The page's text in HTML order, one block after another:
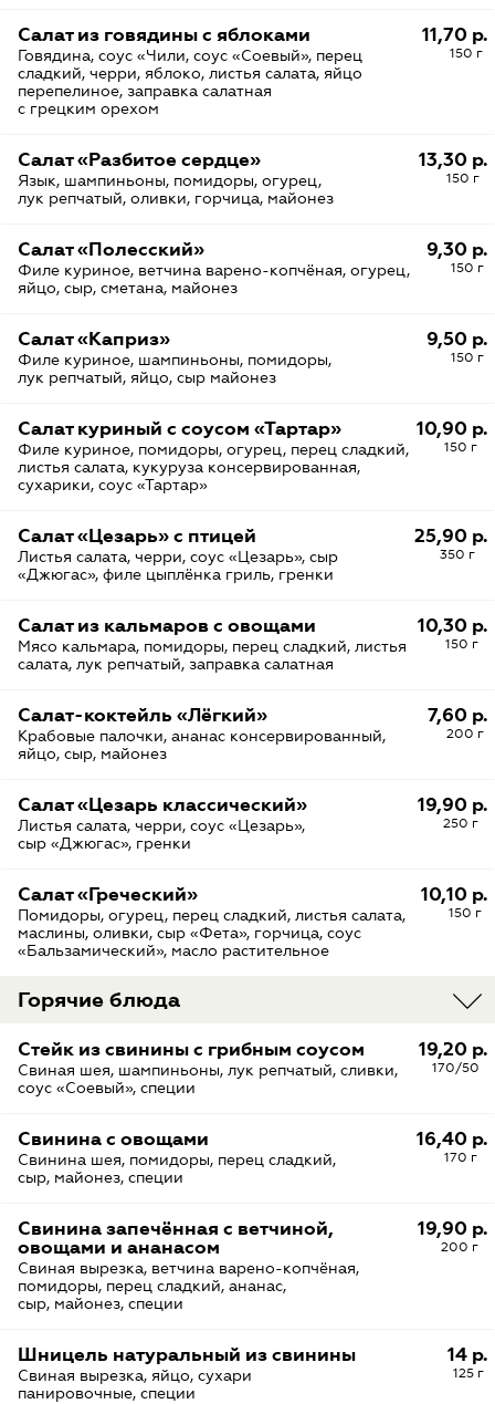
11,70 р.
150 г
Салат из говядины с яблоками
Говядина, соус «Чили, соус «Соевый», перец
сладкий, черри, яблоко, листья салата, яйцо
перепелиное, заправка салатная
с грецким орехом
13,30 р.
150 г
Салат «Разбитое сердце»
Язык, шампиньоны, помидоры, огурец,
лук репчатый, оливки, горчица, майонез
9,30 р.
150 г
Салат «Полесский»
Филе куриное, ветчина варено-копчёная, огурец,
яйцо, сыр, сметана, майонез
9,50 р.
150 г
Салат «Каприз»
Филе куриное, шампиньоны, помидоры,
лук репчатый, яйцо, сыр майонез
10,90 р.
150 г
Салат куриный с соусом «Тартар»
Филе куриное, помидоры, огурец, перец сладкий,
листья салата, кукуруза консервированная,
сухарики, соус «Тартар»
25,90 р.
350 г
Салат «Цезарь» с птицей
Листья салата, черри, соус «Цезарь», сыр
«Джюгас», филе цыплёнка гриль, гренки
10,30 р.
150 г
Салат из кальмаров с овощами
Мясо кальмара, помидоры, перец сладкий, листья
салата, лук репчатый, заправка салатная
7,60 р.
200 г
Салат-коктейль «Лёгкий»
Крабовые палочки, ананас консервированный,
яйцо, сыр, майонез
19,90 р.
250 г
Салат «Цезарь классический»
Листья салата, черри, соус «Цезарь»,
сыр «Джюгас», гренки
10,10 р.
150 г
Салат «Греческий»
Помидоры, огурец, перец сладкий, листья салата,
маслины, оливки, сыр «Фета», горчица, соус
«Бальзамический», масло растительное
Горячие блюда
19,20 р.
170/50
Стейк из свинины с грибным соусом
Свиная шея, шампиньоны, лук репчатый, сливки,
соус «Соевый», специи
16,40 р.
170 г
Свинина с овощами
Свинина шея, помидоры, перец сладкий,
сыр, майонез, специи
19,90 р.
200 г
Свинина запечённая с ветчиной,
овощами и ананасом
Свиная вырезка, ветчина варено-копчёная,
помидоры, перец сладкий, ананас,
сыр, майонез, специи
14 р.
125 г
Шницель натуральный из свинины
Свиная вырезка, яйцо, сухари
панировочные, специи